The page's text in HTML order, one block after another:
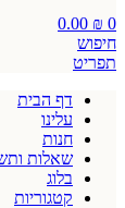
0
0.00 ₪
חיפוש
תפריט
דף הבית
עלינו
חנות
שאלות
בלוג
קטגוריות